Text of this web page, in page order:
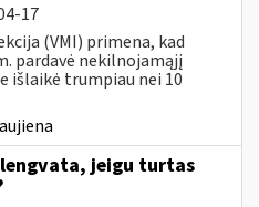
17
(VMI) primena, kad
pardavė nekilnojamąjį
išlaikė trumpiau nei 10
jeigu turtas